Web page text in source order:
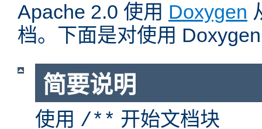
Apache 2.0 使用 Doxygen
档。下面是对使用
简要说明
使用 /** 开始文档块